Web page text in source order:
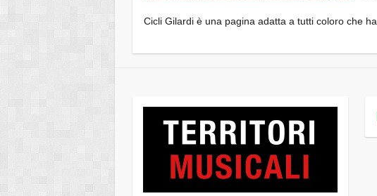
Cicli Gilardi è una pagina adatta a tutti coloro che